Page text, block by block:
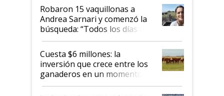
Robaron 15 vaquillonas a
Andrea Sarnari y comenzó la
búsqueda: “Todos los días le
toca a algún productor”
Cuesta $6 millones: la
inversión que crece entre los
ganaderos en un momento
histórico para la actividad